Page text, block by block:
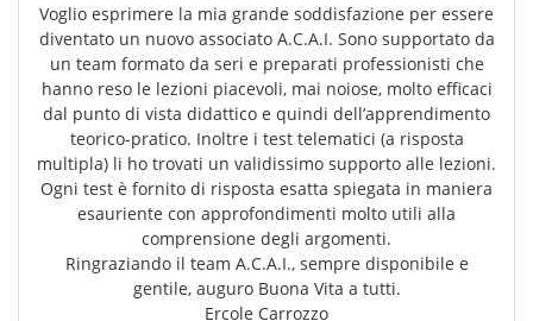
Voglio esprimere la mia grande soddisfazione per essere
diventato un nuovo associato A.C.A.I. Sono supportato da
un team formato da seri e preparati professionisti che
hanno reso le lezioni piacevoli, mai noiose, molto efficaci
dal punto di vista didattico e quindi dell’apprendimento
teorico-pratico. Inoltre i test telematici (a risposta
multipla) li ho trovati un validissimo supporto alle lezioni.
Ogni test è fornito di risposta esatta spiegata in maniera
esauriente con approfondimenti molto utili alla
comprensione degli argomenti.
Ringraziando il team A.C.A.I., sempre disponibile e
gentile, auguro Buona Vita a tutti.
Ercole Carrozzo